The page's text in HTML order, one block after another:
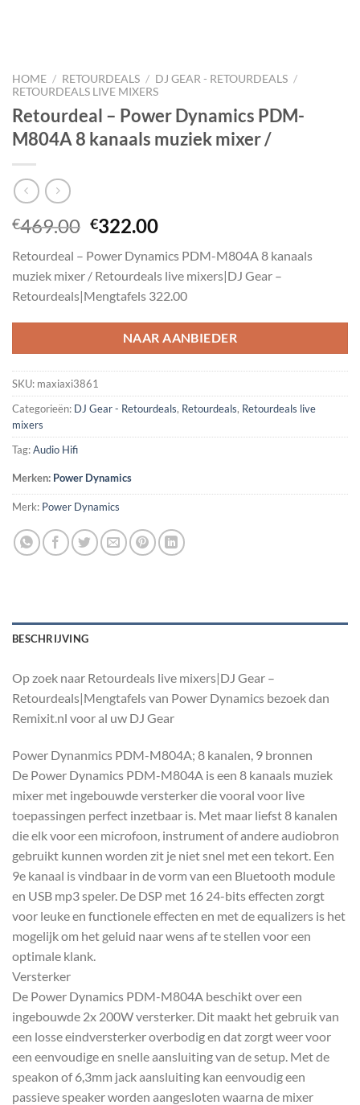
HOME / RETOURDEALS / DJ GEAR - RETOURDEALS /
RETOURDEALS LIVE MIXERS
Retourdeal – Power Dynamics PDM-
M804A 8 kanaals muziek mixer /
€469.00 Oorspronkelijke
was:
€469.00.
€322.00Huidige
is:
€322.00.
Retourdeal – Power Dynamics PDM-M804A 8 kanaals
muziek mixer / Retourdeals live mixers|DJ Gear –
Retourdeals|Mengtafels 322.00
NAAR AANBIEDER
SKU: maxiaxi3861
Categorieën: DJ Gear - Retourdeals, Retourdeals, Retourdeals live
mixers
Tag:Audio Hifi
Merken: Power Dynamics
Merk: Power Dynamics
BESCHRIJVING
Op zoek naar Retourdeals live mixers|DJ Gear –
Retourdeals|Mengtafels van Power Dynamics bezoek dan
Remixit.nl voor al uw DJ Gear
Power Dynanmics PDM-M804A; 8 kanalen, 9 bronnen
De Power Dynamics PDM-M804A is een 8 kanaals muziek
mixer met ingebouwde versterker die vooral voor live
toepassingen perfect inzetbaar is. Met maar liefst 8 kanalen
die elk voor een microfoon, instrument of andere audiobron
gebruikt kunnen worden zit je niet snel met een tekort. Een
9e kanaal is vindbaar in de vorm van een Bluetooth module
en USB mp3 speler. De DSP met 16 24-bits effecten zorgt
voor leuke en functionele effecten en met de equalizers is het
mogelijk om het geluid naar wens af te stellen voor een
optimale klank.
Versterker
De Power Dynamics PDM-M804A beschikt over een
ingebouwde 2x 200W versterker. Dit maakt het gebruik van
een losse eindversterker overbodig en dat zorgt weer voor
een eenvoudige en snelle aansluiting van de setup. Met de
speakon of 6,3mm jack aansluiting kan eenvoudig een
passieve speaker worden aangesloten waarna de mixer